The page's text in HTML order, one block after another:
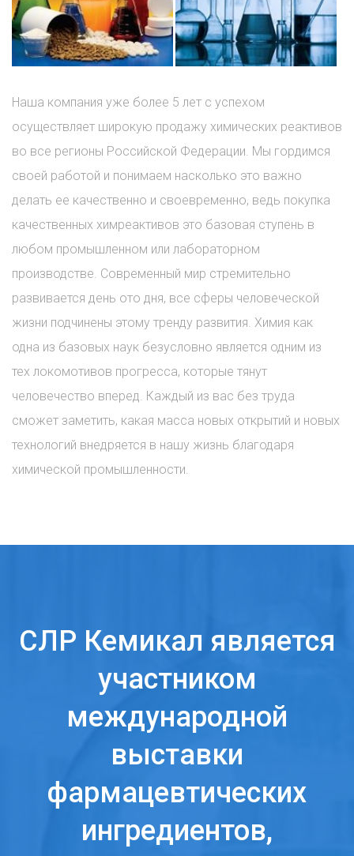
Наша компания уже более 5 лет с успехом
осуществляет широкую продажу химических реактивов
во все регионы Российской Федерации. Мы гордимся
своей работой и понимаем насколько это важно
делать ее качественно и своевременно, ведь покупка
качественных химреактивов это базовая ступень в
любом промышленном или лабораторном
производстве. Современный мир стремительно
развивается день ото дня, все сферы человеческой
жизни подчинены этому тренду развития. Химия как
одна из базовых наук безусловно является одним из
тех локомотивов прогресса, которые тянут
человечество вперед. Каждый из вас без труда
сможет заметить, какая масса новых открытий и новых
технологий внедряется в нашу жизнь благодаря
химической промышленности.
СЛР Кемикал является
участником
международной
выставки
фармацевтических
ингредиентов,